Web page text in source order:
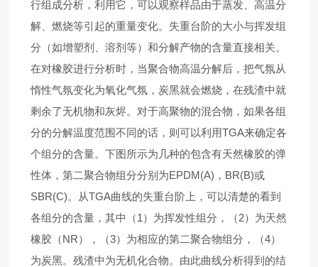
行组成分析，利用它，可以观察样品由于蒸发、高温分
解、燃烧等引起的重量变化。失重台阶的大小与挥发组
分（如增塑剂、溶剂等）和分解产物的含量直接相关。
在对橡胶进行分析时，当聚合物高温分解后，把气氛从
惰性气氛变化为氧化气氛，炭黑就会燃烧，在残渣中就
剩余了无机物和灰烬。对于高聚物的混合物，如果各组
分的分解温度范围不同的话，则可以利用TGA来确定各
个组分的含量。下图所示为几种的包含有天然橡胶的弹
性体，第二聚合物组分分别为EPDM(A)，BR(B)或
SBR(C)。从TGA曲线的失重台阶上，可以清楚的看到
各组分的含量，其中（1）为挥发性组分，（2）为天然
橡胶（NR），（3）为相应的第二聚合物组分，（4）
为炭黑。残渣中为无机化合物。由此曲线分析得到的结